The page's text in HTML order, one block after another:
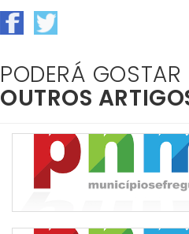
PODERÁ GOSTAR
OUTROS